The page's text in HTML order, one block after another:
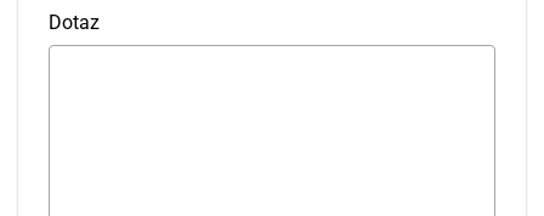
Dotaz
3 4 5 6 7 8 9